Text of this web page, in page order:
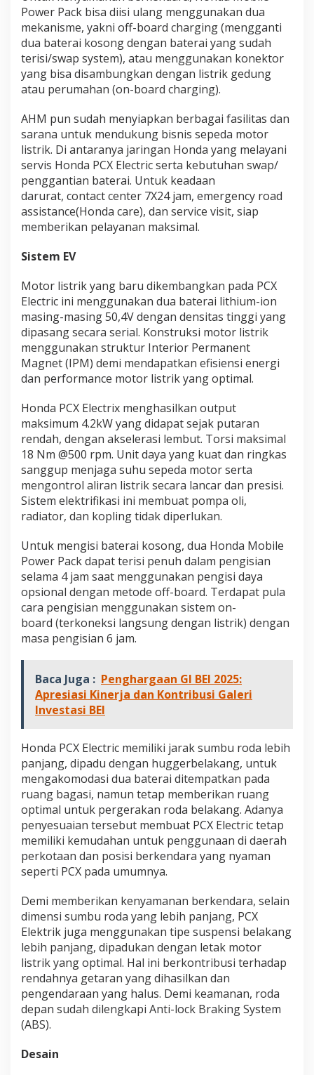
Power Pack bisa diisi ulang menggunakan dua
mekanisme, yakni off-board charging (mengganti
dua baterai kosong dengan baterai yang sudah
terisi/swap system), atau menggunakan konektor
yang bisa disambungkan dengan listrik gedung
atau perumahan (on-board charging).
AHM pun sudah menyiapkan berbagai fasilitas dan
sarana untuk mendukung bisnis sepeda motor
listrik. Di antaranya jaringan Honda yang melayani
servis Honda PCX Electric serta kebutuhan swap/
penggantian baterai. Untuk keadaan
darurat, contact center 7X24 jam, emergency road
assistance(Honda care), dan service visit, siap
memberikan pelayanan maksimal.
Sistem EV
Motor listrik yang baru dikembangkan pada PCX
Electric ini menggunakan dua baterai lithium-ion
masing-masing 50,4V dengan densitas tinggi yang
dipasang secara serial. Konstruksi motor listrik
menggunakan struktur Interior Permanent
Magnet (IPM) demi mendapatkan efisiensi energi
dan performance motor listrik yang optimal.
Honda PCX Electrix menghasilkan output
maksimum 4.2kW yang didapat sejak putaran
rendah, dengan akselerasi lembut. Torsi maksimal
18 Nm @500 rpm. Unit daya yang kuat dan ringkas
sanggup menjaga suhu sepeda motor serta
mengontrol aliran listrik secara lancar dan presisi.
Sistem elektrifikasi ini membuat pompa oli,
radiator, dan kopling tidak diperlukan.
Untuk mengisi baterai kosong, dua Honda Mobile
Power Pack dapat terisi penuh dalam pengisian
selama 4 jam saat menggunakan pengisi daya
opsional dengan metode off-board. Terdapat pula
cara pengisian menggunakan sistem on-
board (terkoneksi langsung dengan listrik) dengan
masa pengisian 6 jam.
Baca Juga : Penghargaan GI BEI 2025:
Apresiasi Kinerja dan Kontribusi Galeri
Investasi BEI
Honda PCX Electric memiliki jarak sumbu roda lebih
panjang, dipadu dengan huggerbelakang, untuk
mengakomodasi dua baterai ditempatkan pada
ruang bagasi, namun tetap memberikan ruang
optimal untuk pergerakan roda belakang. Adanya
penyesuaian tersebut membuat PCX Electric tetap
memiliki kemudahan untuk penggunaan di daerah
perkotaan dan posisi berkendara yang nyaman
seperti PCX pada umumnya.
Demi memberikan kenyamanan berkendara, selain
dimensi sumbu roda yang lebih panjang, PCX
Elektrik juga menggunakan tipe suspensi belakang
lebih panjang, dipadukan dengan letak motor
listrik yang optimal. Hal ini berkontribusi terhadap
rendahnya getaran yang dihasilkan dan
pengendaraan yang halus. Demi keamanan, roda
depan sudah dilengkapi Anti-lock Braking System
(ABS).
Desain